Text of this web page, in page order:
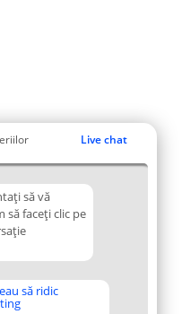
Live chat
să vă
să faceți clic pe
să ridic